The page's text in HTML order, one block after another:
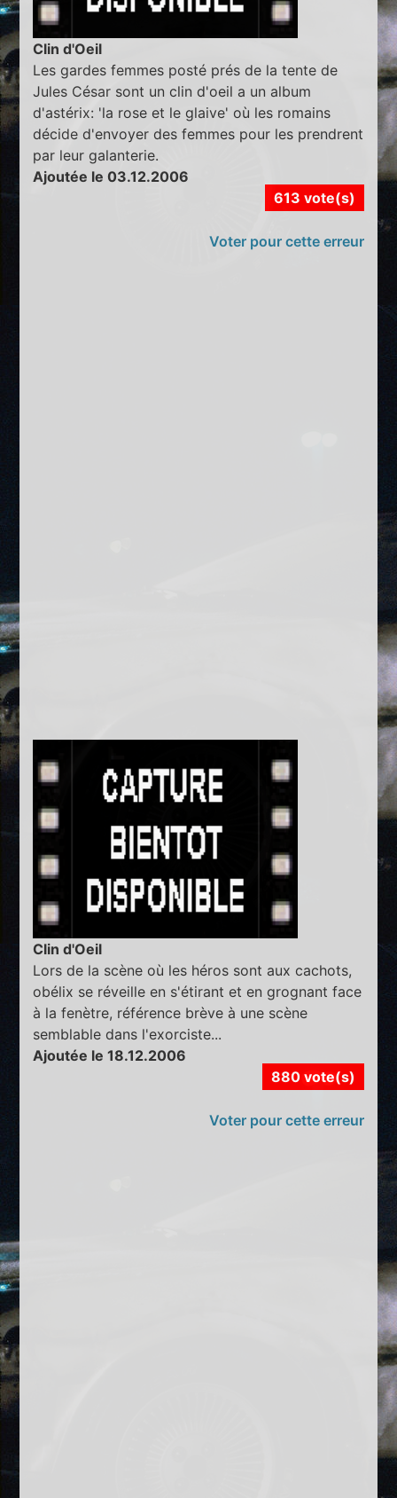
Clin d'Oeil
Les gardes femmes posté prés de la tente de
Jules César sont un clin d'oeil a un album
d'astérix: 'la rose et le glaive' où les romains
décide d'envoyer des femmes pour les prendrent
par leur galanterie.
Ajoutée le 03.12.2006
613 vote(s)
Voter pour cette erreur
Clin d'Oeil
Lors de la scène où les héros sont aux cachots,
obélix se réveille en s'étirant et en grognant face
à la fenètre, référence brève à une scène
semblable dans l'exorciste...
Ajoutée le 18.12.2006
880 vote(s)
Voter pour cette erreur